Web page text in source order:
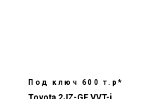
Под ключ 600 т.р*